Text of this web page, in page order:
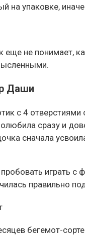
на упаковке,
еще не понимает,
Даши
с 4 отверстиями
сразу и
сначала
играть с
правильно
бегемот-